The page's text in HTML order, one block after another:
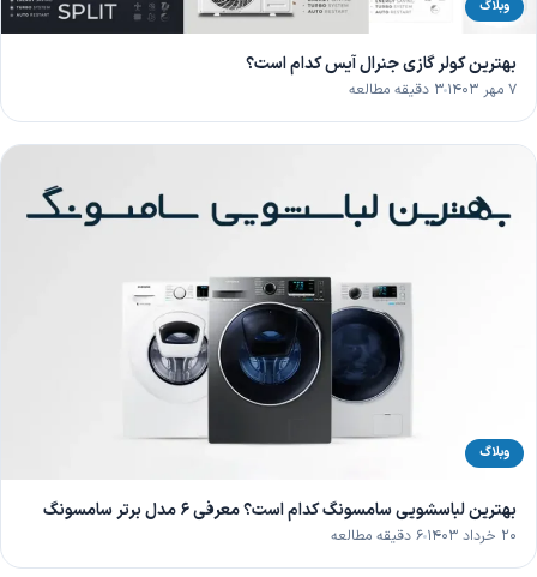
وبلاگ
بهترین کولر گازی جنرال آیس کدام است؟
۷ مهر ۱۴۰۳ ۳ دقیقه مطالعه
وبلاگ
بهترین لباسشویی سامسونگ کدام است؟ معرفی 6 مدل برتر سامسونگ
۲۰ خرداد ۱۴۰۳ ۶ دقیقه مطالعه